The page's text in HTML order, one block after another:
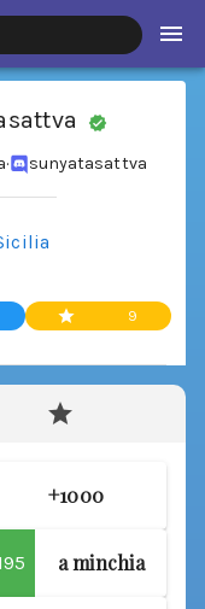
· sunyatasattva
9
+1000
a minchia